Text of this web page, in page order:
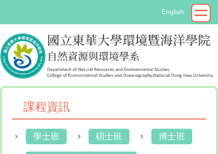
要
內
容
區
English
課程資訊
學士班 碩士班 博士班